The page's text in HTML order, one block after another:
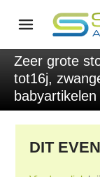
Zeer grote
tot16j,
babyartikelen
DIT